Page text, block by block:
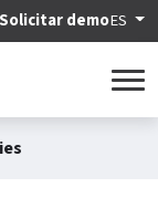
Solicitar demoES